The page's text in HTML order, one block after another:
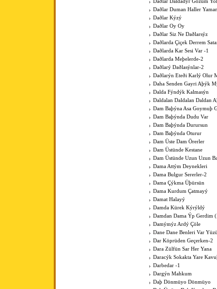
Daðlar Daldadýr Gözüm
Daðlar Duman Haller
Daðlar Kýzý
Daðlar Oy Oy
Daðlar Siz Ne Daðlarsýz
Daðlarda Çiçek Derrem
Daðlarda Kar Sesi Var -1
Daðlarda Meþelerde-2
Daðlarý Daðlasýnlar-2
Daðlarýn Eteði Karlý Olur
Daha Senden Gayri Aþýk
Dalda Fýndýk Kalmasýn
Daldalan Daldalan Daldan
Dam Baþýna Asa Goymuþ
Dam Baþýnda Dudu Var
Dam Baþýnda Durursun
Dam Baþýnda Oturur
Dam Üste Dam Örerler
Dam Üstünde Kestane
Dam Üstünde Uzun Uzun
Dama Attým Deynekleri
Dama Bulgur Sererler-2
Dama Çýkma Üþürsün
Dama Kurdum Çatmayý
Damat Halayý
Damda Kürek Kýrýldý
Damdan Dama Ýp Gerdim
Damýmýz Ardý Çöle
Dane Dane Benleri Var
Dar Köprüden Geçerken-2
Dara Zülfün Sar Her Yana
Daracýk Sokakta Yare
Darbedar -1
Dargýn Mahkum
Daþ Dönmüyo Dönmüyo